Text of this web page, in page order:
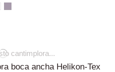
boca ancha Helikon-Tex